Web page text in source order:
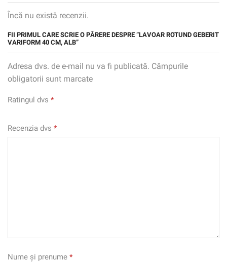
Încă nu există recenzii.
FII PRIMUL CARE SCRIE O PĂRERE DESPRE “LAVOAR ROTUND GEBERIT
VARIFORM 40 CM, ALB”
Adresa dvs. de e-mail nu va fi publicată. Câmpurile
obligatorii sunt marcate
Ratingul dvs *
Recenzia dvs *
Nume și prenume *